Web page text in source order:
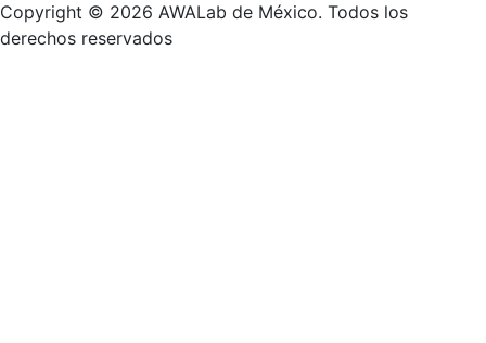
Copyright © 2026 AWALab de México. Todos los
derechos reservados